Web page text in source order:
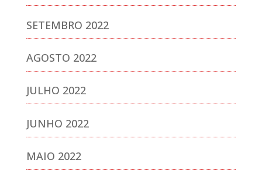
SETEMBRO 2022
AGOSTO 2022
JULHO 2022
JUNHO 2022
MAIO 2022